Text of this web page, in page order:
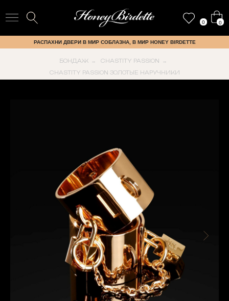
0 0
РАСПАХНИ ДВЕРИ В МИР СОБЛАЗНА, В МИР HONEY BIRDETTE
БОНДАЖ → CHASTITY PASSION →
CHASTITY PASSION ЗОЛОТЫЕ НАРУЧНИКИ